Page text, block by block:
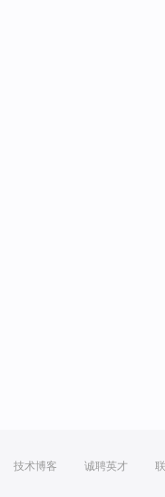
技术博客 诚聘英才